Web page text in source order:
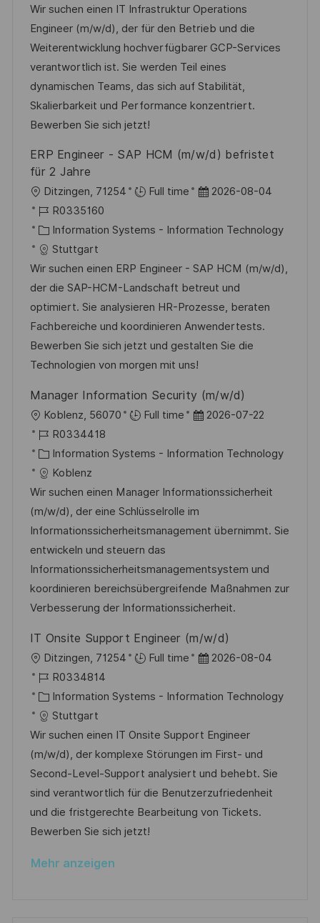
t
l
i
c
h
u
g
m
d
e
r
V
e
f
n
-
I
D
t
e
g
o
r
i
e
Wir suchen einen IT Infrastruktur Operations
Engineer (m/w/d), der für den Betrieb und die
Weiterentwicklung hochverfügbarer GCP-Services
verantwortlich ist. Sie werden Teil eines
dynamischen Teams, das sich auf Stabilität,
Skalierbarkeit und Performance konzentriert.
Bewerben Sie sich jetzt!
ERP Engineer - SAP HCM (m/w/d) befristet
für 2 Jahre
O
r
t
Ditzingen, 71254 Full time
D
t
m
d
e
r
V
e
ö
f
e
t
l
i
h
u
n
g
2026-08-04
J
o
b
-
I
D
R0335160
K
a
t
e
g
o
r
i
Information Systems - Information Technology
Stuttgart
Wir suchen einen ERP Engineer - SAP HCM (m/w/d),
der die SAP-HCM-Landschaft betreut und
optimiert. Sie analysieren HR-Prozesse, beraten
Fachbereiche und koordinieren Anwendertests.
Bewerben Sie sich jetzt und gestalten Sie die
Technologien von morgen mit uns!
Manager Information Security (m/w/d)
O
r
t
Koblenz, 56070 Full time
D
t
m
d
e
V
e
r
f
n
l
i
c
h
u
2026-07-22
J
o
b
-
I
D
R0334418
K
a
t
e
g
o
r
i
e
Information Systems - Information Technology
Koblenz
Wir suchen einen Manager Informationssicherheit
(m/w/d), der eine Schlüsselrolle im
Informationssicherheitsmanagement übernimmt. Sie
entwickeln und steuern das
Informationssicherheitsmanagementsystem und
koordinieren bereichsübergreifende Maßnahmen zur
Verbesserung der Informationssicherheit.
IT Onsite Support Engineer (m/w/d)
O
r
t
Ditzingen, 71254 Full time
D
t
m
d
e
r
V
2026-08-04
J
o
b
-
I
D
R0334814
K
a
t
e
g
o
r
i
Information Systems - Information Technology
Stuttgart
Wir suchen einen IT Onsite Support Engineer
(m/w/d), der komplexe Störungen im First- und
Second-Level-Support analysiert und behebt. Sie
sind verantwortlich für die Benutzerzufriedenheit
und die fristgerechte Bearbeitung von Tickets.
Bewerben Sie sich jetzt!
Mehr anzeigen